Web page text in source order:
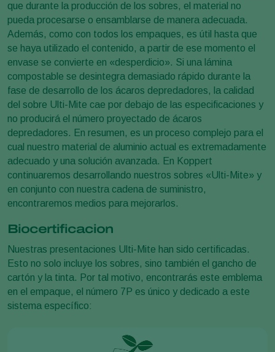
que durante la producción de los sobres, el material no
pueda procesarse o ensamblarse de manera adecuada.
Además, como con todos los empaques, es útil hasta que
se haya utilizado el contenido, a partir de ese momento el
envase se convierte en «desperdicio». Si una lámina
compostable se desintegra demasiado rápido durante la
fase de desarrollo de los ácaros depredadores, la calidad
del sobre Ulti-Mite cae por debajo de las especificaciones y
no producirá el número proyectado de ácaros
depredadores. En resumen, es un proceso complejo para el
cual nuestro material de aluminio actual es extremadamente
adecuado y una solución avanzada. En Koppert
continuaremos desarrollando nuestros sobres «Ulti-Mite» y
en conjunto con nuestra cadena de suministro,
encontraremos medios para mejorarlos.
Biocertificacion
Nuestras presentaciones Ulti-Mite han sido certificadas.
Esto no solo incluye los sobres, sino también el gancho de
cartón y la tinta. Por tal motivo, encontrarás este emblema
en el empaque, el número 7P es único y dedicado a este
sistema específico: